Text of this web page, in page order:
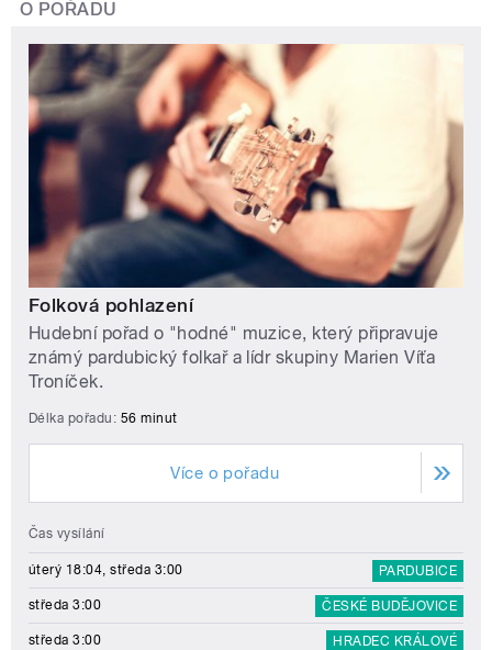
O POŘADU
Folková pohlazení
Hudební pořad o "hodné" muzice, který připravuje
známý pardubický folkař a lídr skupiny Marien Víťa
Troníček.
Délka pořadu: 56 minut
Více o pořadu
Čas vysílání
úterý 18:04, středa 3:00 PARDUBICE
středa 3:00 ČESKÉ BUDĚJOVICE
středa 3:00 HRADEC KRÁLOVÉ